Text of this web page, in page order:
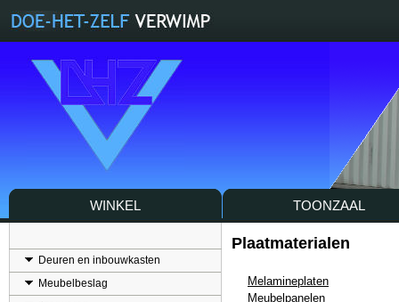
WINKEL TOONZAAL
Deuren en inbouwkasten
Meubelbeslag
Plaatmaterialen
Melamineplaten
Meubelpanelen